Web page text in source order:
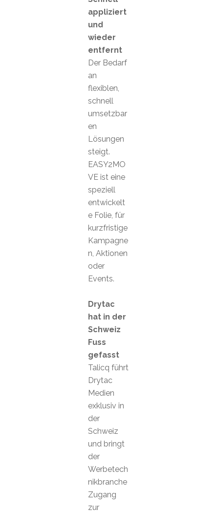
appliziert
und
wieder
entfernt
Der Bedarf
an
flexiblen,
schnell
umsetzbar
en
Lösungen
steigt.
EASY2MO
VE ist eine
speziell
entwickelt
e Folie, für
kurzfristige
Kampagne
n, Aktionen
oder
Events.
Drytac
hat in der
Schweiz
Fuss
gefasst
Talicq führt
Drytac
Medien
exklusiv in
der
Schweiz
und bringt
der
Werbetech
nikbranche
Zugang
zur